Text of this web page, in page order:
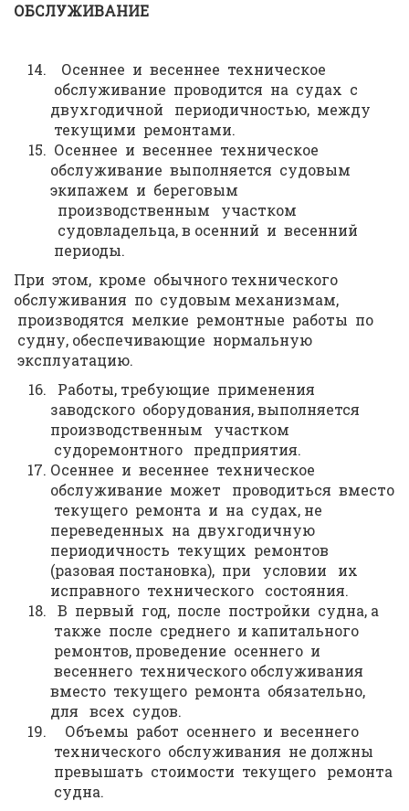
ОБСЛУЖИВАНИЕ
Осеннее и весеннее техническое
обслуживание проводится на судах с
двухгодичной периодичностью, между
текущими ремонтами.
Осеннее и весеннее техническое
обслуживание выполняется судовым
экипажем и береговым
производственным участком
судовладельца, в осенний и весенний
периоды.
При этом, кроме обычного технического
обслуживания по судовым механизмам,
производятся мелкие ремонтные работы по
судну, обеспечивающие нормальную
эксплуатацию.
Работы, требующие применения
заводского оборудования, выполняется
производственным участком
судоремонтного предприятия.
Осеннее и весеннее техническое
обслуживание может проводиться вместо
текущего ремонта и на судах, не
переведенных на двухгодичную
периодичность текущих ремонтов
(разовая постановка), при условии их
исправного технического состояния.
В первый год, после постройки судна, а
также после среднего и капитального
ремонтов, проведение осеннего и
весеннего технического обслуживания
вместо текущего ремонта обязательно,
для всех судов.
Объемы работ осеннего и весеннего
технического обслуживания не должны
превышать стоимости текущего ремонта
судна.